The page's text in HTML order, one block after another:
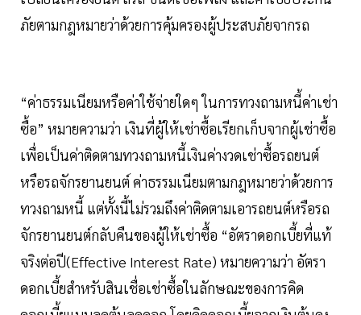
ภัยตามกฎหมายว่าด้วยการคุ้มครองผู้ประสบภัยจากรถ
“ค่าธรรมเนียมหรือค่าใช้จ่ายใดๆ ในการทวงถามหนี้ค่าเช่า
ซื้อ” หมายความว่า เงินที่ผู้ให้เช่าซื้อเรียกเก็บจากผู้เช่าซื้อ
เพื่อเป็นค่าติดตามทวงถามหนี้เงินค่างวดเช่าซื้อรถยนต์
หรือรถจักรยานยนต์ ค่าธรรมเนียมตามกฎหมายว่าด้วยการ
ทวงถามหนี้ แต่ทั้งนี้ไม่รวมถึงค่าติดตามเอารถยนต์หรือรถ
จักรยานยนต์กลับคืนของผู้ให้เช่าซื้อ “อัตราดอกเบี้ยที่แท้
จริงต่อปี(Effective Interest Rate) หมายความว่า อัตรา
ดอกเบี้ยสำหรับสินเชื่อเช่าซื้อในลักษณะของการคิด